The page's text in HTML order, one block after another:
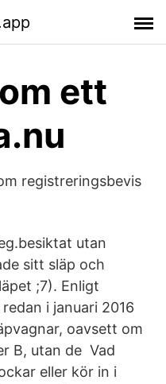
ett
registreringsbevis
utan
sitt släp och
;7). Enligt
i januari 2016
oavsett om
B, utan de Vad
eller kör in i